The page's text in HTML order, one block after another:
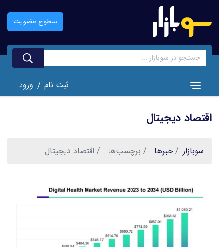
اصلی
سطوح عضویت
Toggle navigation ثبت نام / ورود
اقتصاد دیجیتال
سوبازار خبر‌ها برچسب‌ها اقتصاد دیجیتال